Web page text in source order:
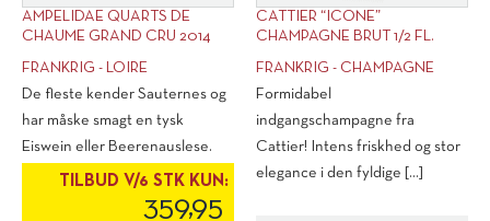
AMPELIDAE QUARTS DE
CHAUME GRAND CRU 2014
FRANKRIG - LOIRE
De fleste kender Sauternes og
har måske smagt en tysk
Eiswein eller Beerenauslese.
Men hvem [...]
TILBUD V/6 STK KUN:
359,95
CATTIER “ICONE”
CHAMPAGNE BRUT 1/2 FL.
FRANKRIG - CHAMPAGNE
Formidabel
indgangschampagne fra
Cattier! Intens friskhed og stor
elegance i den fyldige [...]